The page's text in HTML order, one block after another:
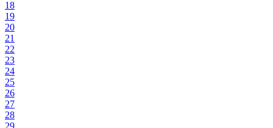
18
19
20
21
22
23
24
25
26
27
28